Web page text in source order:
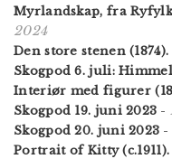
Myrlandskap, fra
2024
Den store stenen (1874).
Skogpod 6. juli:
Interiør med figurer
Skogpod 19. juni 2023 -
Skogpod 20. juni 2023 -
Portrait of Kitty (c.1911).